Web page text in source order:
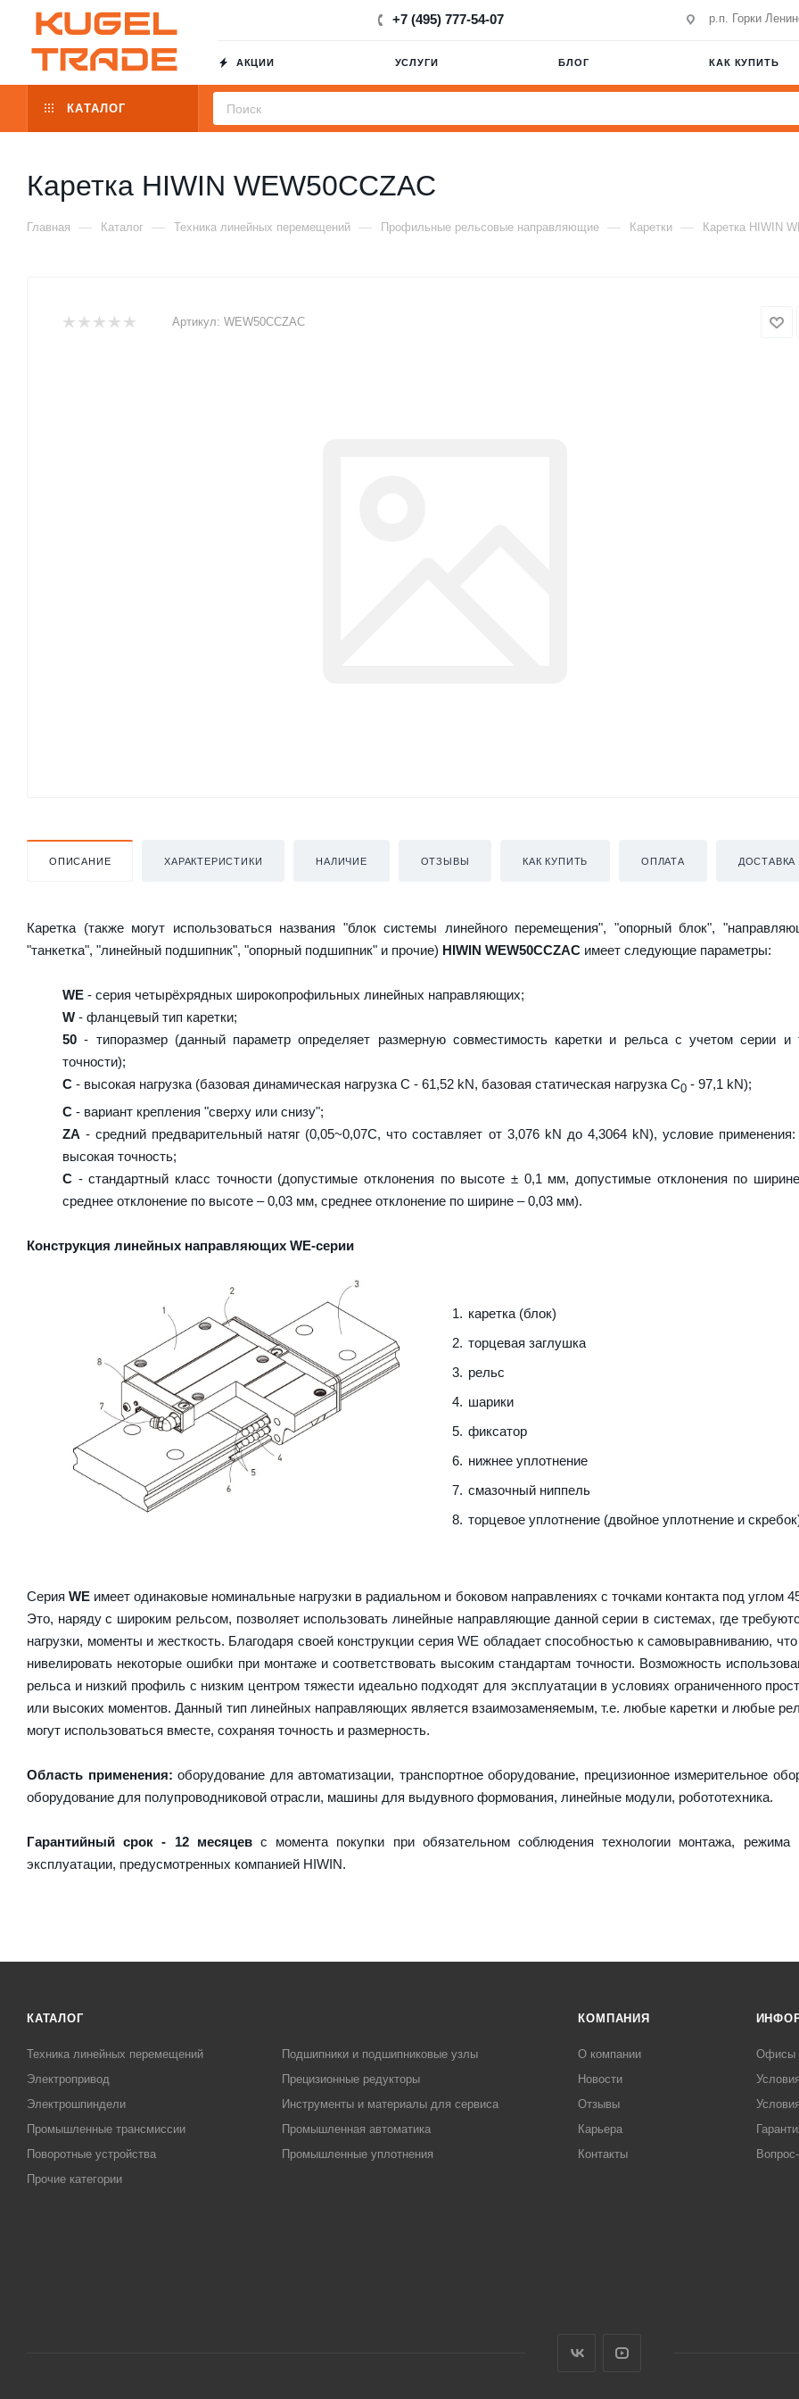
+7 (495) 777-54-07 р.п. Горки
АКЦИИ УСЛУГИ БЛОГ КАК КУПИТЬ
КАТАЛОГ
Каретка HIWIN WEW50CCZAC
Главная — Каталог — Техника линейных перемещений — Профильные рельсовые направляющие — Каретки — Каретка HIWIN
Артикул: WEW50CCZAC
ОПИСАНИЕ ХАРАКТЕРИСТИКИ НАЛИЧИЕ ОТЗЫВЫ КАК КУПИТЬ ОПЛАТА ДОСТАВКА
Каретка (также могут использоваться названия "блок системы линейного перемещения", "опорный блок",
"танкетка", "линейный подшипник", "опорный подшипник" и прочие) HIWIN WEW50CCZAC имеет следующие параметры:
WE - серия четырёхрядных широкопрофильных линейных направляющих;
W - фланцевый тип каретки;
50 - типоразмер (данный параметр определяет размерную совместимость каретки и рельса с учетом серии и
точности);
C - высокая нагрузка (базовая динамическая нагрузка C - 61,52 kN, базовая статическая нагрузка С0 - 97,1 kN);
C - вариант крепления "сверху или снизу";
ZA - средний предварительный натяг (0,05~0,07C, что составляет от 3,076 kN до 4,3064 kN), условие применения:
высокая точность;
C - стандартный класс точности (допустимые отклонения по высоте ± 0,1 мм, допустимые отклонения по
среднее отклонение по высоте – 0,03 мм, среднее отклонение по ширине – 0,03 мм).
Конструкция линейных направляющих WE-серии
каретка (блок)
торцевая заглушка
рельс
шарики
фиксатор
нижнее уплотнение
смазочный ниппель
торцевое уплотнение (двойное уплотнение и
СерияWE имеет одинаковые номинальные нагрузки в радиальном и боковом направлениях с точками контакта под углом
Это, наряду с широким рельсом, позволяет использовать линейные направляющие данной серии в системах, где
нагрузки, моменты и жесткость. Благодаря своей конструкции серия WE обладает способностью к самовыравниванию,
нивелировать некоторые ошибки при монтаже и соответствовать высоким стандартам точности. Возможность
рельса и низкий профиль с низким центром тяжести идеально подходят для эксплуатации в условиях ограниченного
или высоких моментов. Данный тип линейных направляющих является взаимозаменяемым, т.е. любые каретки и любые
могут использоваться вместе, сохраняя точность и размерность.
Область применения: оборудование для автоматизации, транспортное оборудование, прецизионное измерительное
оборудование для полупроводниковой отрасли, машины для выдувного формования, линейные модули, робототехника.
Гарантийный срок - 12 месяцевс момента покупки при обязательном соблюдения технологии монтажа, режима
эксплуатации, предусмотренных компанией HIWIN.
КАТАЛОГ
Техника линейных перемещений
Подшипники и подшипниковые узлы
Электропривод
Прецизионные редукторы
Электрошпиндели
Инструменты и материалы для сервиса
Промышленные трансмиссии
Промышленная автоматика
Поворотные устройства
Промышленные уплотнения
Прочие категории
КОМПАНИЯ
О компании
Новости
Отзывы
Карьера
Контакты
Офисы